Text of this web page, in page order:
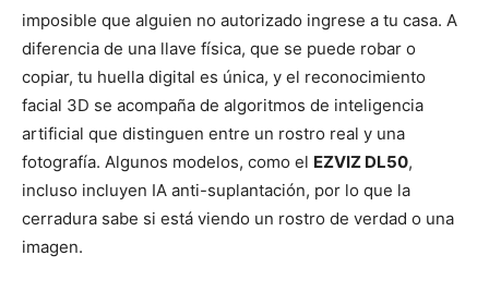
imposible que alguien no autorizado ingrese a tu casa. A
diferencia de una llave física, que se puede robar o
copiar, tu huella digital es única, y el reconocimiento
facial 3D se acompaña de algoritmos de inteligencia
artificial que distinguen entre un rostro real y una
fotografía. Algunos modelos, como el EZVIZ DL50,
incluso incluyen IA anti-suplantación, por lo que la
cerradura sabe si está viendo un rostro de verdad o una
imagen.